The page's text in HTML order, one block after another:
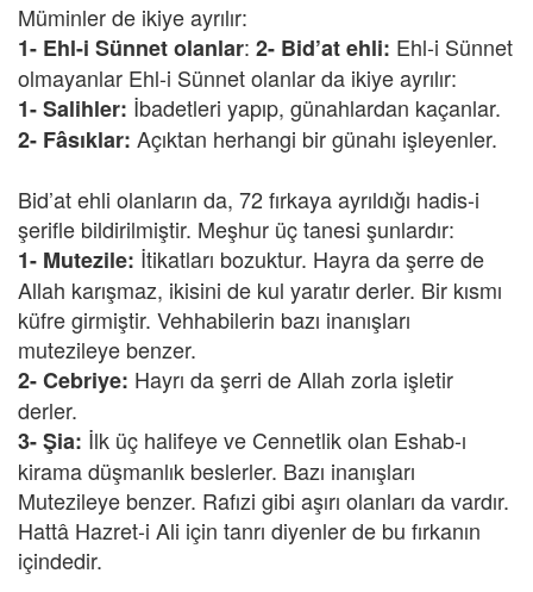
Müminler de ikiye ayrılır:
1- Ehl-i Sünnet olanlar: 2- Bid’at ehli: Ehl-i Sünnet
olmayanlar Ehl-i Sünnet olanlar da ikiye ayrılır:
1- Salihler: İbadetleri yapıp, günahlardan kaçanlar.
2- Fâsıklar: Açıktan herhangi bir günahı işleyenler.
Bid’at ehli olanların da, 72 fırkaya ayrıldığı hadis-i
şerifle bildirilmiştir. Meşhur üç tanesi şunlardır:
1- Mutezile: İtikatları bozuktur. Hayra da şerre de
Allah karışmaz, ikisini de kul yaratır derler. Bir kısmı
küfre girmiştir. Vehhabilerin bazı inanışları
mutezileye benzer.
2- Cebriye: Hayrı da şerri de Allah zorla işletir
derler.
3- Şia: İlk üç halifeye ve Cennetlik olan Eshab-ı
kirama düşmanlık beslerler. Bazı inanışları
Mutezileye benzer. Rafızi gibi aşırı olanları da vardır.
Hattâ Hazret-i Ali için tanrı diyenler de bu fırkanın
içindedir.